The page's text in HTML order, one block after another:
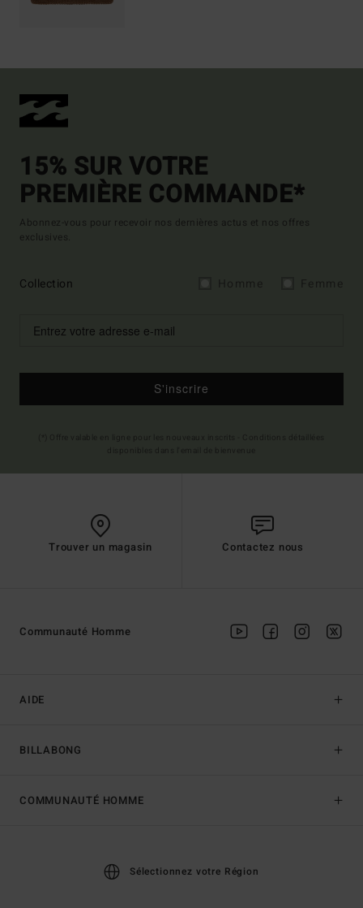
15% SUR VOTRE
PREMIÈRE COMMANDE*
Abonnez-vous pour recevoir nos dernières actus et nos offres
exclusives.
Collection
S'inscrire
Trouver un magasin Contactez nous
AIDE
BILLABONG
Communauté Homme
COMMUNAUTÉ HOMME
Sélectionnez votre Région